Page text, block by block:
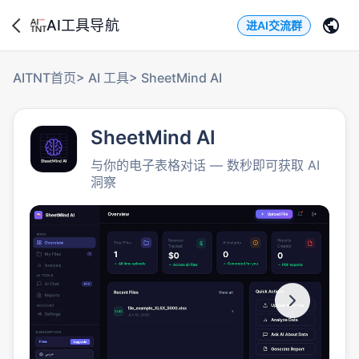
AI工具导航 进AI交流群
AITNT首页> AI 工具> SheetMind AI
SheetMind AI
与你的电子表格对话 — 数秒即可获取 AI
洞察